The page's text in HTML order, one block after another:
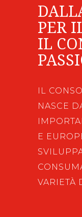
PER
IL
IL
NASCE
E
VARIETÀ